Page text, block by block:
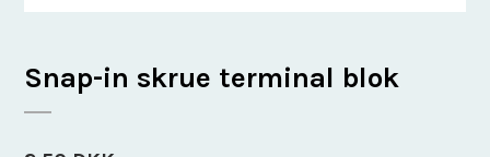
Snap-in skrue terminal blok